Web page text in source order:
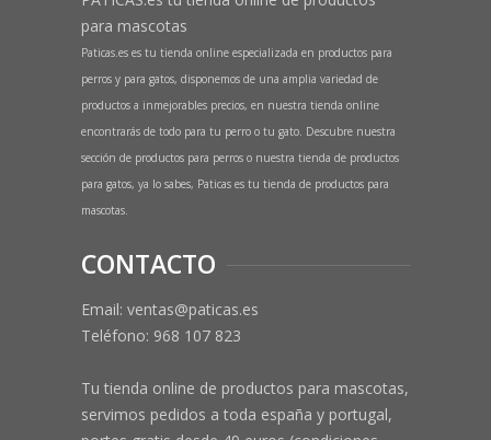
para mascotas
Paticas.es es tu tienda online especializada en productos para
perros y para gatos, disponemos de una amplia variedad de
productos a inmejorables precios, en nuestra tienda online
encontrarás de todo para tu perro o tu gato. Descubre nuestra
sección de productos para perros o nuestra tienda de productos
para gatos, ya lo sabes, Paticas es tu tienda de productos para
mascotas.
CONTACTO
Email: ventas@paticas.es
Teléfono: 968 107 823
Tu tienda online de productos para mascotas,
servimos pedidos a toda españa y portugal,